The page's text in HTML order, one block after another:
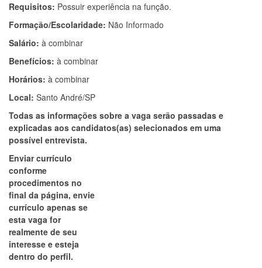
Requisitos: Possuir experiência na função.
Formação/Escolaridade: Não Informado
Salário: à combinar
Benefícios: à combinar
Horários: à combinar
Local: Santo André/SP
Todas as informações sobre a vaga serão passadas e
explicadas aos candidatos(as) selecionados em uma
possível entrevista.
Enviar currículo
conforme
procedimentos no
final da página, envie
currículo apenas se
esta vaga for
realmente de seu
interesse e esteja
dentro do perfil.